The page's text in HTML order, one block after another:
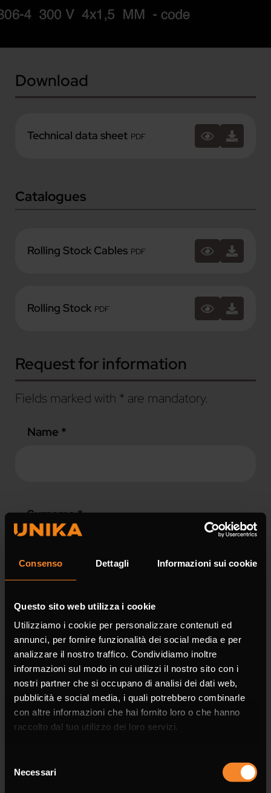
Consenso Dettagli Informazioni sui cookie
Questo sito web utilizza i cookie
Utilizziamo i cookie per personalizzare contenuti ed
annunci, per fornire funzionalità dei social media e per
analizzare il nostro traffico. Condividiamo inoltre
informazioni sul modo in cui utilizzi il nostro sito con i
nostri partner che si occupano di analisi dei dati web,
pubblicità e social media, i quali potrebbero combinarle
con altre informazioni che hai fornito loro o che hanno
raccolto dal tuo utilizzo dei loro servizi.
delNecessari
Download
Technical data sheet PDF
Catalogues
Rolling Stock Cables PDF
Rolling Stock PDF
Request for information
Fields marked with * are mandatory.
Name *
Surname *
Phone